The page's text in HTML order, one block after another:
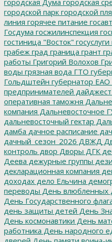
городской парк городской
линия горячее питание
Госдума госжилинспекция
гостиница "Восток" госуслуги
грабеж град граница грант
работы Григорий Волохов
воды грязная вода ГТО
Гольдштейн губернатор ЕАО
предпринимателей дайджест
оперативная таможня
компания Дальневосточное
дальневосточный гектар
дамба дачное расписание
дачный_сезон_2026 ДВЖД
контроль двор Дворы ДГК
Деева дежурные группы
декларационная компания
доходах дело Ельчина
переводы День влюбленных
День Государственного
день защиты детей День
День космонавтики День
работника День народного